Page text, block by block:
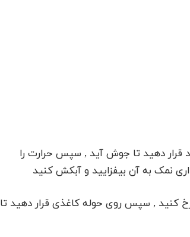
قرار دهید تا جوش آید , سپس حرارت را
نمک به آن بیفزایید و آبکش کنید
کنید , سپس روی حوله کاغذی قرار دهید تا